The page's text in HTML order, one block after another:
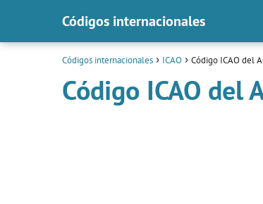
Códigos internacionales
Códigos internacionales ICAO Código ICAO del
Código ICAO del